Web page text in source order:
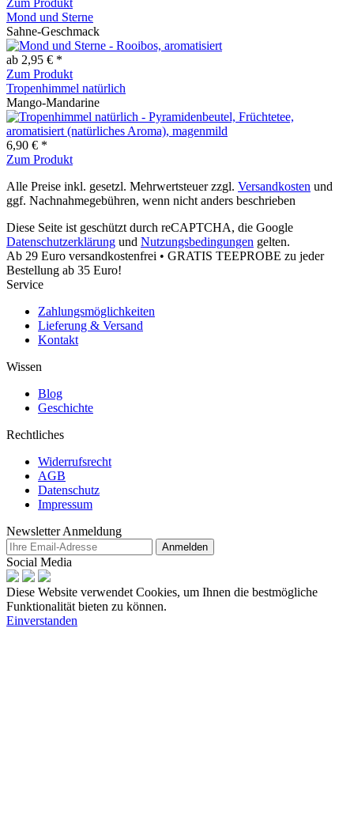
Mond und Sterne
Sahne-Geschmack
ab 2,95 € *
Zum Produkt
Tropenhimmel natürlich
Mango-Mandarine
6,90 € *
Zum Produkt
Alle Preise inkl. gesetzl. Mehrwertsteuer zzgl. Versandkosten und
ggf. Nachnahmegebühren, wenn nicht anders beschrieben
Diese Seite ist geschützt durch reCAPTCHA, die Google
Datenschutzerklärung und Nutzungsbedingungen gelten.
Ab 29 Euro versandkostenfrei • GRATIS TEEPROBE zu jeder
Bestellung ab 35 Euro!
Service
Zahlungsmöglichkeiten
Lieferung & Versand
Kontakt
Wissen
Blog
Geschichte
Rechtliches
Widerrufsrecht
AGB
Datenschutz
Impressum
Newsletter Anmeldung
Anmelden
Social Media
Diese Website verwendet Cookies, um Ihnen die bestmögliche
Funktionalität bieten zu können.
Einverstanden